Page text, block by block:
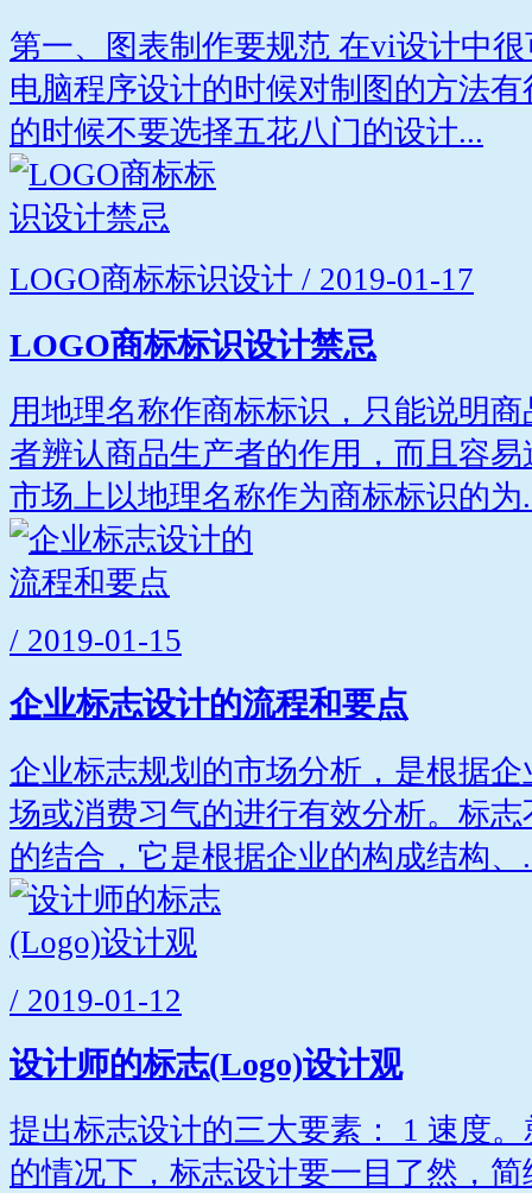
第一、图表制作要规范 在vi设计中
电脑程序设计的时候对制图的方法
的时候不要选择五花八门的设计...
LOGO商标标识设计 / 2019-01-17
LOGO商标标识设计禁忌
用地理名称作商标标识，只能说明
者辨认商品生产者的作用，而且容
市场上以地理名称作为商标标识的为
/ 2019-01-15
企业标志设计的流程和要点
企业标志规划的市场分析，是根据
场或消费习气的进行有效分析。标
的结合，它是根据企业的构成结构、
/ 2019-01-12
设计师的标志(Logo)设计观
提出标志设计的三大要素： 1 速度
的情况下，标志设计要一目了然，